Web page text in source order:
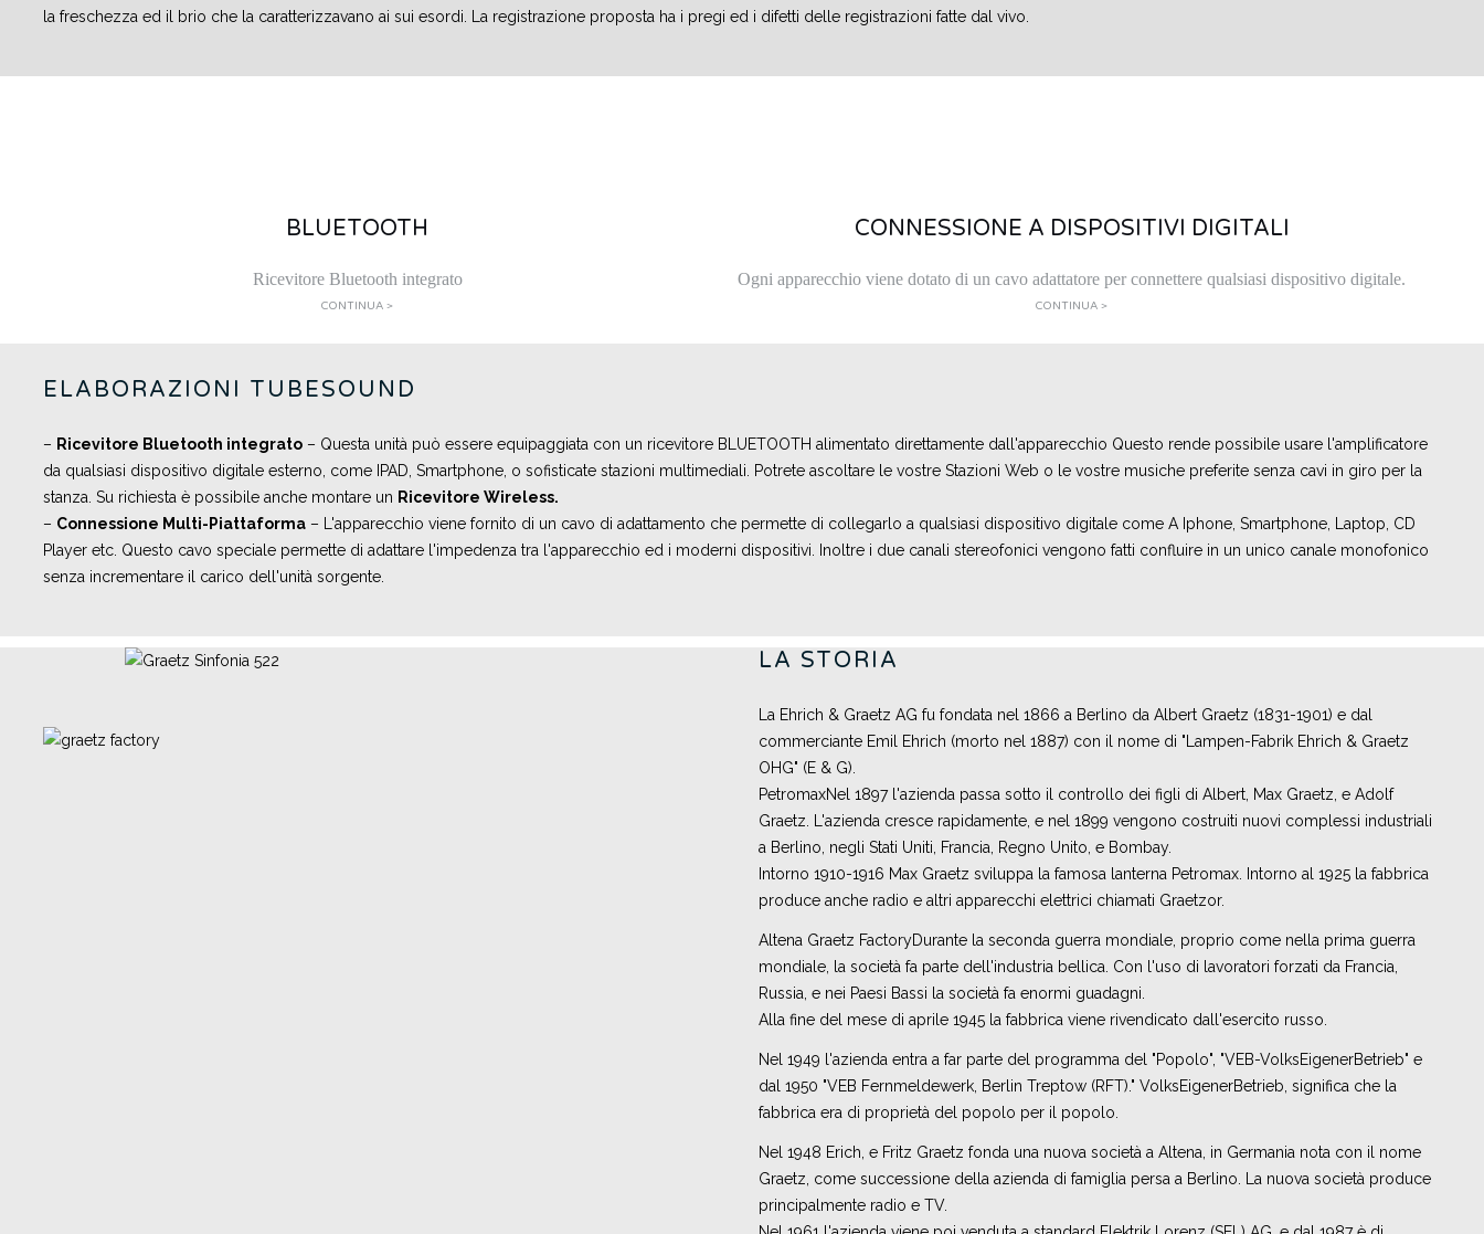
la freschezza ed il brio che la caratterizzavano ai sui esordi. La registrazione proposta ha i pregi ed i difetti delle registrazioni fatte dal vivo.
BLUETOOTH
Ricevitore Bluetooth integrato
CONTINUA >
CONNESSIONE A DISPOSITIVI DIGITALI
Ogni apparecchio viene dotato di un cavo adattatore per connettere qualsiasi dispositivo digitale.
CONTINUA >
ELABORAZIONI TUBESOUND
– Ricevitore Bluetooth integrato – Questa unità può essere equipaggiata con un ricevitore BLUETOOTH alimentato direttamente dall'apparecchio Questo rende possibile usare l'amplificatore
da qualsiasi dispositivo digitale esterno, come IPAD, Smartphone, o sofisticate stazioni multimediali. Potrete ascoltare le vostre Stazioni Web o le vostre musiche preferite senza cavi in giro per la
stanza. Su richiesta è possibile anche montare un Ricevitore Wireless.
– Connessione Multi-Piattaforma – L'apparecchio viene fornito di un cavo di adattamento che permette di collegarlo a qualsiasi dispositivo digitale come A Iphone, Smartphone, Laptop, CD
Player etc. Questo cavo speciale permette di adattare l'impedenza tra l'apparecchio ed i moderni dispositivi. Inoltre i due canali stereofonici vengono fatti confluire in un unico canale monofonico
senza incrementare il carico dell'unità sorgente.
LA STORIA
La Ehrich & Graetz AG fu fondata nel 1866 a Berlino da Albert Graetz (1831-1901) e dal
commerciante Emil Ehrich (morto nel 1887) con il nome di "Lampen-Fabrik Ehrich & Graetz
OHG" (E & G).
PetromaxNel 1897 l'azienda passa sotto il controllo dei figli di Albert, Max Graetz, e Adolf
Graetz. L'azienda cresce rapidamente, e nel 1899 vengono costruiti nuovi complessi industriali
a Berlino, negli Stati Uniti, Francia, Regno Unito, e Bombay.
Intorno 1910-1916 Max Graetz sviluppa la famosa lanterna Petromax. Intorno al 1925 la fabbrica
produce anche radio e altri apparecchi elettrici chiamati Graetzor.
Altena Graetz FactoryDurante la seconda guerra mondiale, proprio come nella prima guerra
mondiale, la società fa parte dell'industria bellica. Con l'uso di lavoratori forzati da Francia,
Russia, e nei Paesi Bassi la società fa enormi guadagni.
Alla fine del mese di aprile 1945 la fabbrica viene rivendicato dall'esercito russo.
Nel 1949 l'azienda entra a far parte del programma del "Popolo", "VEB-VolksEigenerBetrieb" e
dal 1950 "VEB Fernmeldewerk, Berlin Treptow (RFT)." VolksEigenerBetrieb, significa che la
fabbrica era di proprietà del popolo per il popolo.
Nel 1948 Erich, e Fritz Graetz fonda una nuova società a Altena, in Germania nota con il nome
Graetz, come successione della azienda di famiglia persa a Berlino. La nuova società produce
principalmente radio e TV.